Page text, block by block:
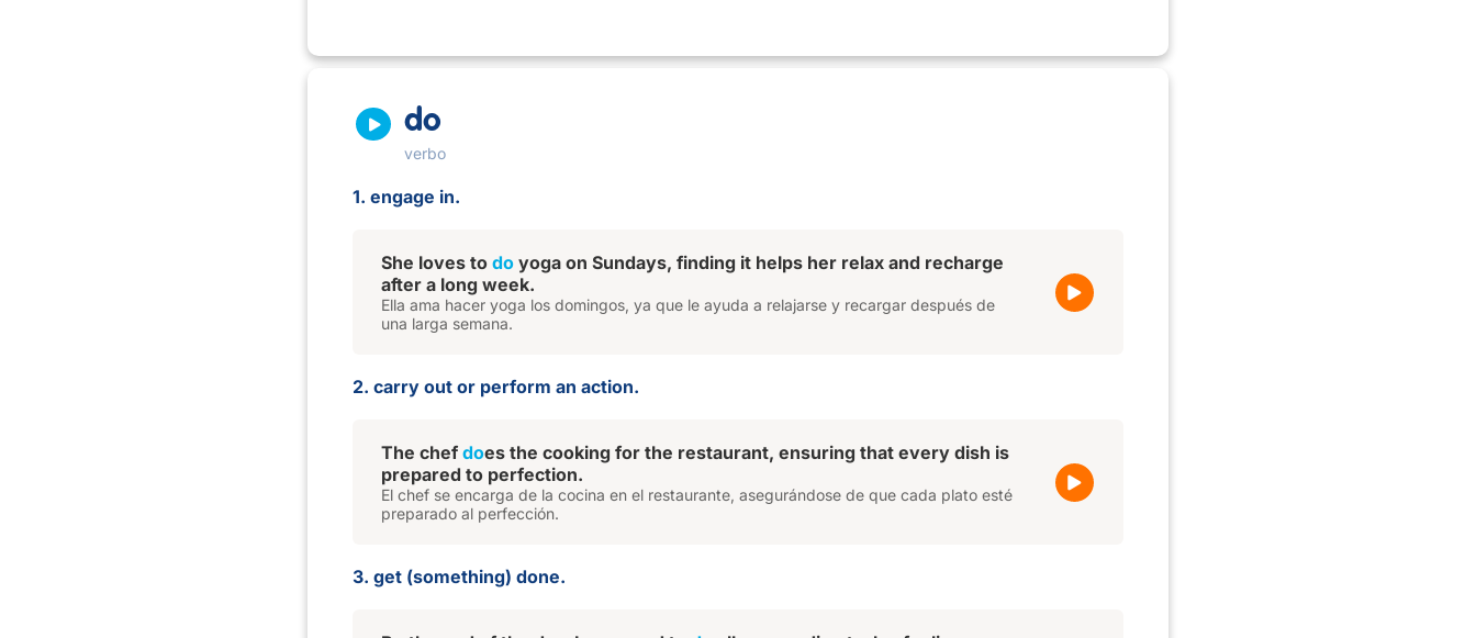
do
verbo
1. engage in.
She loves to do yoga on Sundays, finding it helps her relax and recharge
after a long week.
Ella ama hacer yoga los domingos, ya que le ayuda a relajarse y recargar después de
una larga semana.
2. carry out or perform an action.
The chef does the cooking for the restaurant, ensuring that every dish is
prepared to perfection.
El chef se encarga de la cocina en el restaurante, asegurándose de que cada plato esté
preparado al perfección.
3. get (something) done.